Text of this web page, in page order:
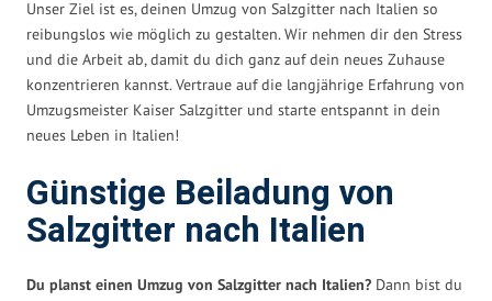
Unser Ziel ist es, deinen Umzug von Salzgitter nach Italien so
reibungslos wie möglich zu gestalten. Wir nehmen dir den Stress
und die Arbeit ab, damit du dich ganz auf dein neues Zuhause
konzentrieren kannst. Vertraue auf die langjährige Erfahrung von
Umzugsmeister Kaiser Salzgitter und starte entspannt in dein
neues Leben in Italien!
Günstige Beiladung von
Salzgitter nach Italien
Du planst einen Umzug von Salzgitter nach Italien? Dann bist du